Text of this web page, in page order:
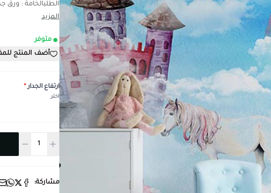
الطلبالخامة : ورق
المزيد
متوفر
أضف المنتج
ارتفاع الجدار*
اختر
مشاركة: